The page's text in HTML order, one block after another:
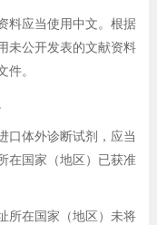
应当使用中文。根据
未公开发表的文献资料
件。
体外诊断试剂，应当
在国家（地区）已获准
在国家（地区）未将